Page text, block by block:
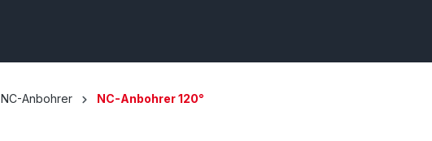
NC-Anbohrer NC-Anbohrer 120°